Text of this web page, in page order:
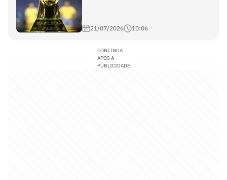
21/07/2026 10:06
CONTINUA
APÓS A
PUBLICIDADE